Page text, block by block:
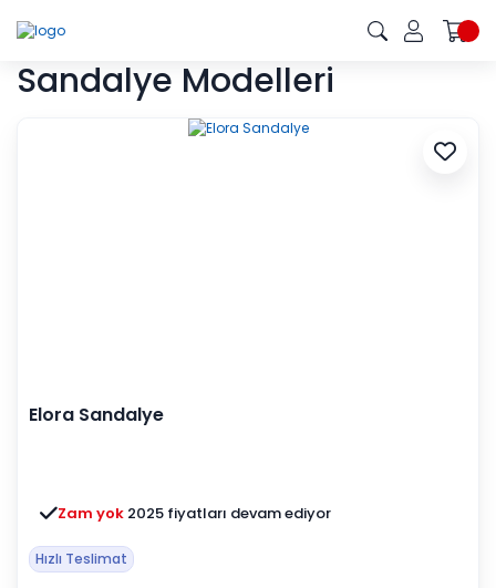
Sandalye Modelleri
Elora Sandalye
Zam yok 2025 fiyatları devam ediyor
Hızlı Teslimat